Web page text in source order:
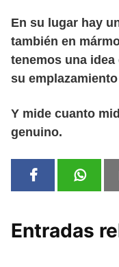
En su lugar hay
también en
tenemos una
su
Y mide cuanto
genuino.
Entradas